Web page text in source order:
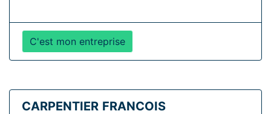
C'est mon entreprise
CARPENTIER FRANCOIS